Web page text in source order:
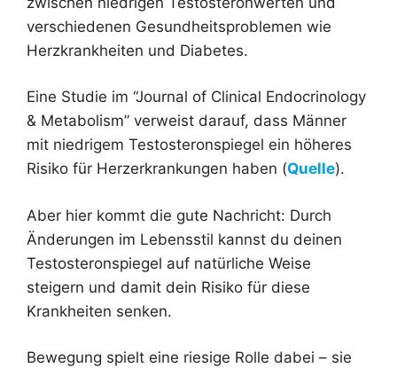
verschiedenen Gesundheitsproblemen wie
Herzkrankheiten und Diabetes.
Eine Studie im “Journal of Clinical Endocrinology
& Metabolism” verweist darauf, dass Männer
mit niedrigem Testosteronspiegel ein höheres
Risiko für Herzerkrankungen haben (Quelle).
Aber hier kommt die gute Nachricht: Durch
Änderungen im Lebensstil kannst du deinen
Testosteronspiegel auf natürliche Weise
steigern und damit dein Risiko für diese
Krankheiten senken.
Bewegung spielt eine riesige Rolle dabei – sie